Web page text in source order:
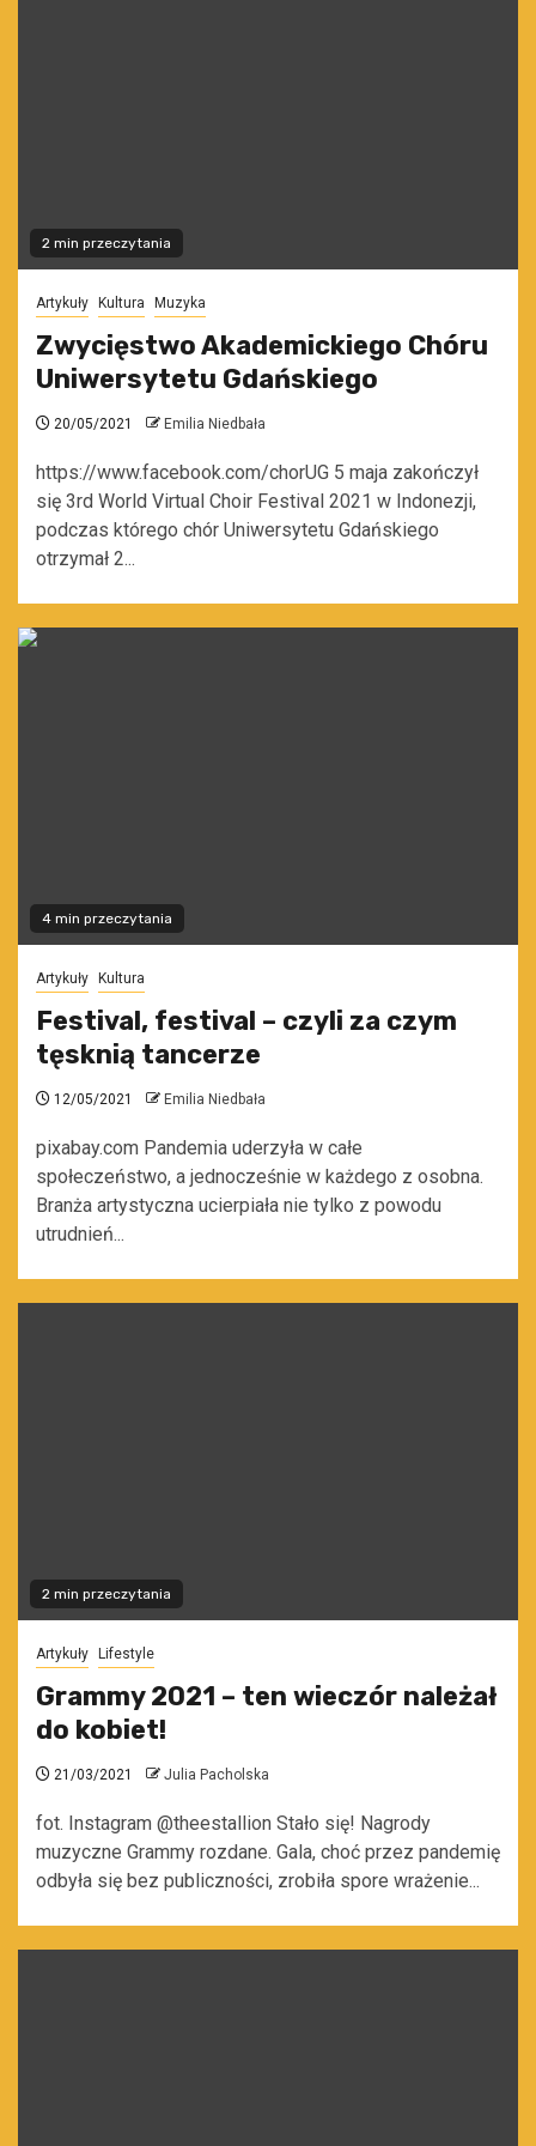
2 min przeczytania
Artykuły Kultura Muzyka
Zwycięstwo Akademickiego Chóru
Uniwersytetu Gdańskiego
20/05/2021 Emilia Niedbała
https://www.facebook.com/chorUG 5 maja zakończył
się 3rd World Virtual Choir Festival 2021 w Indonezji,
podczas którego chór Uniwersytetu Gdańskiego
otrzymał 2...
4 min przeczytania
Artykuły Kultura
Festival, festival – czyli za czym
tęsknią tancerze
12/05/2021 Emilia Niedbała
pixabay.com Pandemia uderzyła w całe
społeczeństwo, a jednocześnie w każdego z osobna.
Branża artystyczna ucierpiała nie tylko z powodu
utrudnień...
2 min przeczytania
Artykuły Lifestyle
Grammy 2021 – ten wieczór należał
do kobiet!
21/03/2021 Julia Pacholska
fot. Instagram @theestallion Stało się! Nagrody
muzyczne Grammy rozdane. Gala, choć przez pandemię
odbyła się bez publiczności, zrobiła spore wrażenie...